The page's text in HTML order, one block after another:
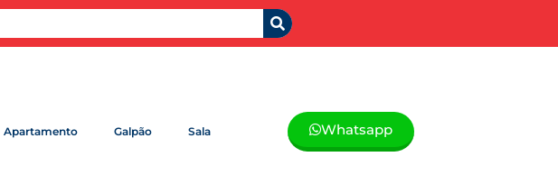
Apartamento Galpão Sala Whatsapp